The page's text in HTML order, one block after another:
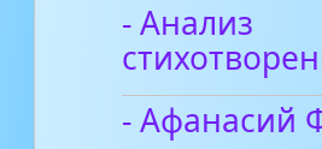
- Анализ
- Афанасий